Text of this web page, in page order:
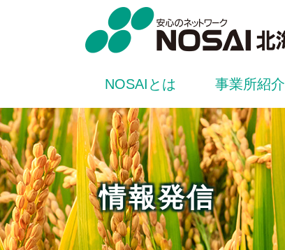
NOSAIとは 事業所紹介
情報発信